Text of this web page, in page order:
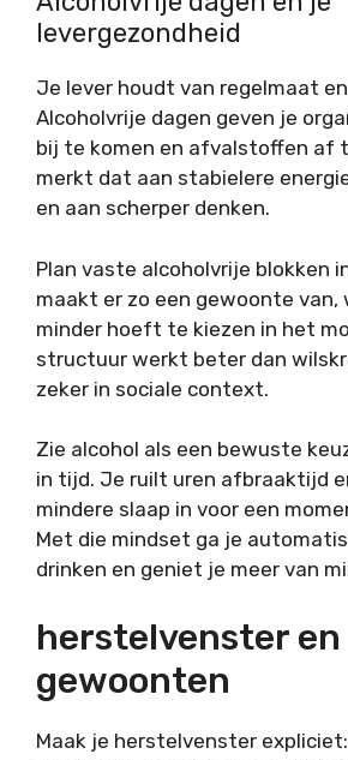
levergezondheid
Je lever houdt van regelmaat
Alcoholvrije dagen geven je
bij te komen en afvalstoffen af
merkt dat aan stabielere
en aan scherper denken.
Plan vaste alcoholvrije blokken
maakt er zo een gewoonte van,
minder hoeft te kiezen in het
structuur werkt beter dan
zeker in sociale context.
Zie alcohol als een bewuste
in tijd. Je ruilt uren afbraaktijd
mindere slaap in voor een
Met die mindset ga je
drinken en geniet je meer van
herstelvenster en
gewoonten
Maak je herstelvenster